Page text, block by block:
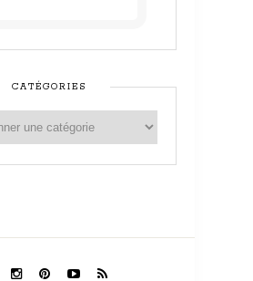
CATÉGORIES